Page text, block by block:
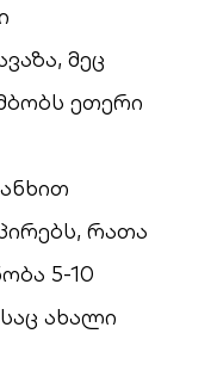
მეც
ეთერი
რათა
5-10
ახალი